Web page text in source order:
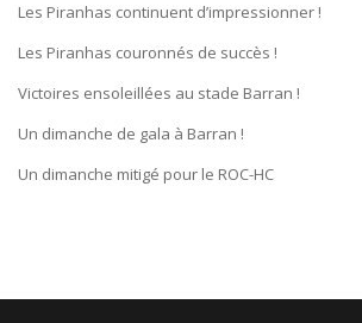
Les Piranhas continuent d’impressionner !
Les Piranhas couronnés de succès !
Victoires ensoleillées au stade Barran !
Un dimanche de gala à Barran !
Un dimanche mitigé pour le ROC-HC